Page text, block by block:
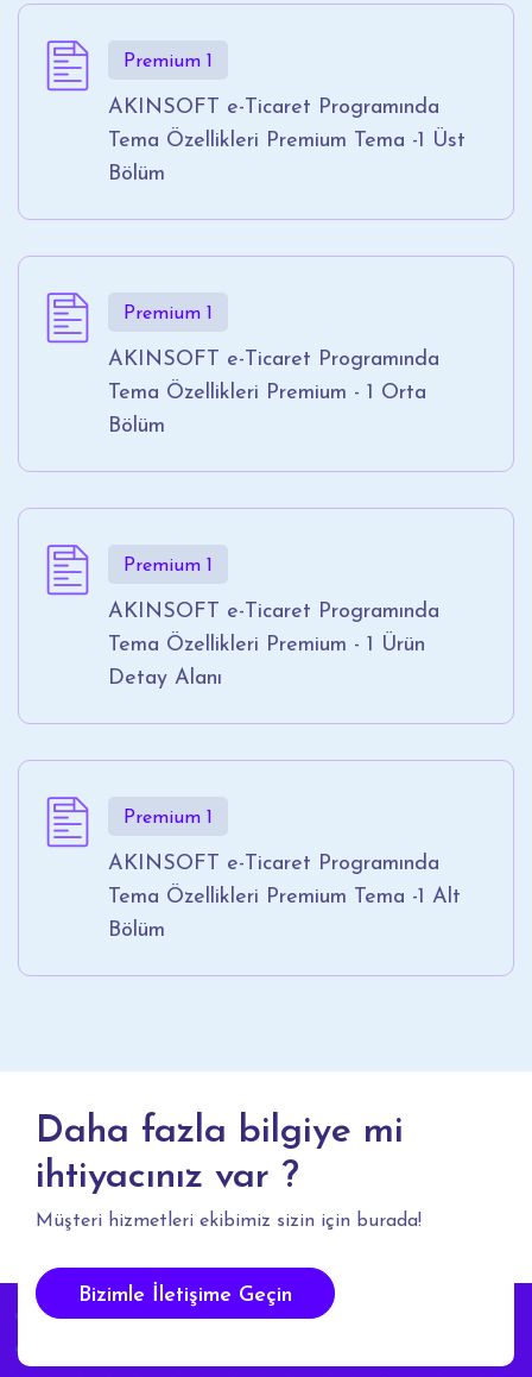
Premium 1
AKINSOFT e-Ticaret Programında
Tema Özellikleri Premium Tema -1 Üst
Bölüm
Premium 1
AKINSOFT e-Ticaret Programında
Tema Özellikleri Premium - 1 Orta
Bölüm
Premium 1
AKINSOFT e-Ticaret Programında
Tema Özellikleri Premium - 1 Ürün
Detay Alanı
Premium 1
AKINSOFT e-Ticaret Programında
Tema Özellikleri Premium Tema -1 Alt
Bölüm
Daha fazla bilgiye mi
ihtiyacınız var ?
Müşteri hizmetleri ekibimiz sizin için burada!
Bizimle İletişime Geçin